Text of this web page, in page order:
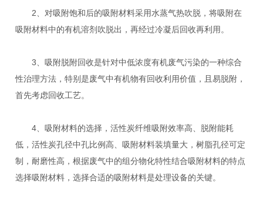
2、对吸附饱和后的吸附材料采用水蒸气热吹脱，将吸附在
吸附材料中的有机溶剂吹脱出，再经过冷凝后回收再利用。
3、吸附脱附回收是针对中低浓度有机废气污染的一种综合
性治理方法，特别是废气中有机物有回收利用价值，且易脱附，
首先考虑回收工艺。
4、吸附材料的选择，活性炭纤维吸附效率高、脱附能耗
低，活性炭孔径中孔比例高、吸附材料装填量大，树脂孔径可定
制，耐磨性高，根据废气中的组分物化特性结合吸附材料的特点
选择吸附材料，选择合适的吸附材料是处理设备的关键。